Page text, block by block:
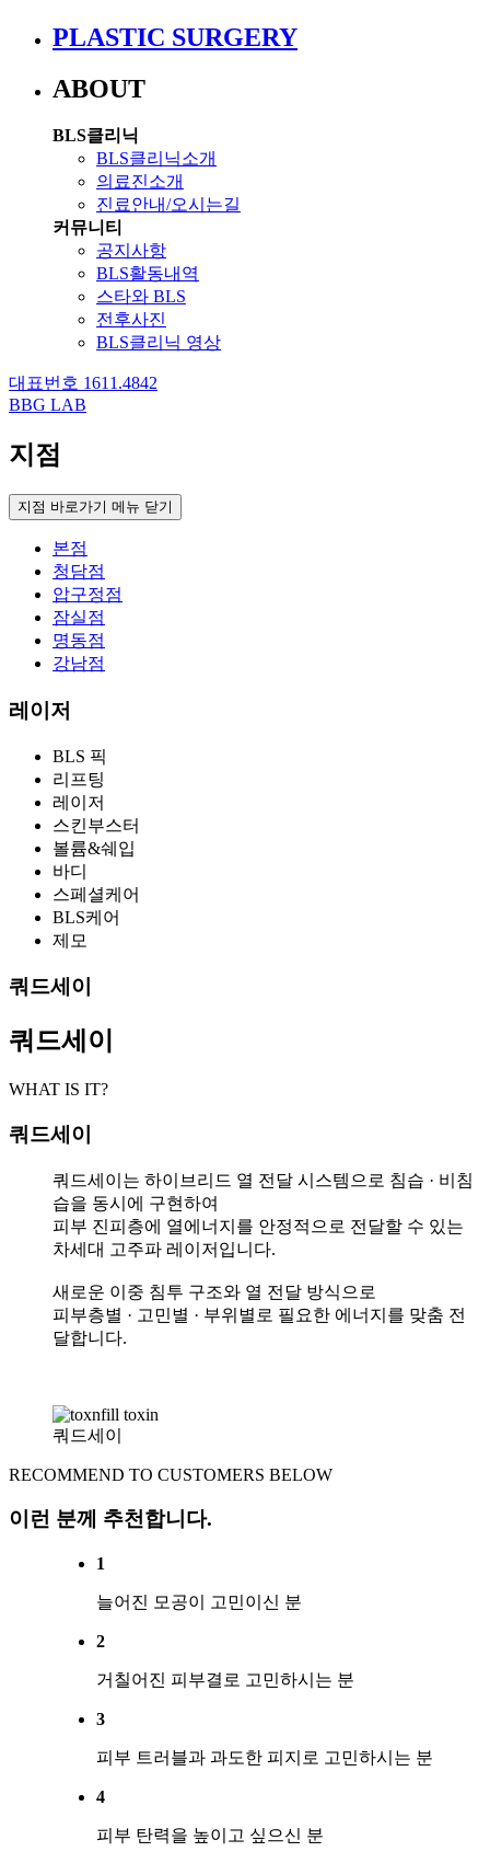
PLASTIC SURGERY
ABOUT
BLS클리닉
BLS클리닉소개
의료진소개
진료안내/오시는길
커뮤니티
공지사항
BLS활동내역
스타와 BLS
전후사진
BLS클리닉 영상
대표번호 1611.4842
BBG LAB
지점
지점 바로가기 메뉴 닫기
본점
청담점
압구정점
잠실점
명동점
강남점
레이저
BLS 픽
리프팅
레이저
스킨부스터
볼륨&쉐입
바디
스페셜케어
BLS케어
제모
쿼드세이
쿼드세이
WHAT IS IT?
쿼드세이
쿼드세이는 하이브리드 열 전달 시스템으로 침습 · 비침
습을 동시에 구현하여
피부 진피층에 열에너지를 안정적으로 전달할 수 있는
차세대 고주파 레이저입니다.
새로운 이중 침투 구조와 열 전달 방식으로
피부층별 · 고민별 · 부위별로 필요한 에너지를 맞춤 전
달합니다.
쿼드세이
RECOMMEND TO CUSTOMERS BELOW
이런 분께 추천합니다.
1
늘어진 모공이 고민이신 분
2
거칠어진 피부결로 고민하시는 분
3
피부 트러블과 과도한 피지로 고민하시는 분
4
피부 탄력을 높이고 싶으신 분